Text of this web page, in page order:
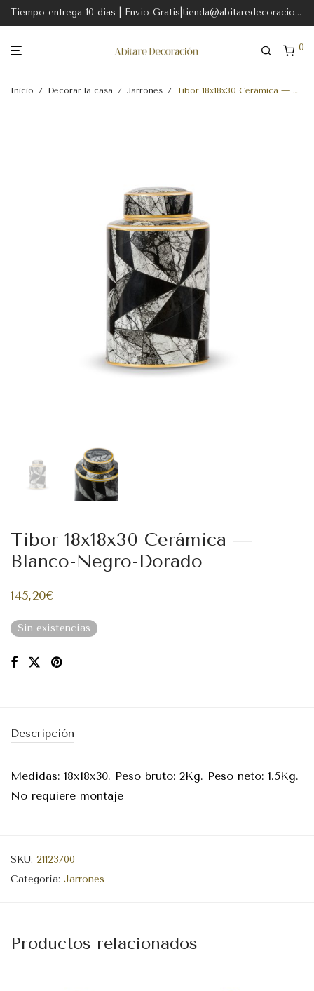
Tiempo entrega 10 dias | Envio Gratis|tienda@abitaredecoracion.com
0
Inicio / Decorar la casa / Jarrones / Tibor 18x18x30 Cerámica — Blanco-Negro-Dorado
Tibor 18x18x30 Cerámica —
Blanco-Negro-Dorado
145,20€
Sin existencias
Descripción
Medidas: 18x18x30. Peso bruto: 2Kg. Peso neto: 1.5Kg.
No requiere montaje
SKU: 21123/00
Categoría: Jarrones
Productos relacionados